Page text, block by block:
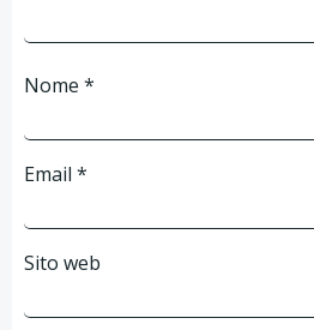
Nome *
Email *
Sito web